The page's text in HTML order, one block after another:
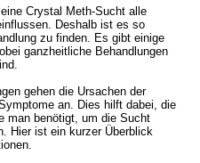
Crystal Meth-Sucht alle
Deshalb ist es so
zu finden. Es gibt einige
ganzheitliche Behandlungen
gehen die Ursachen der
an. Dies hilft dabei, die
man benötigt, um die Sucht
Hier ist ein kurzer Überblick